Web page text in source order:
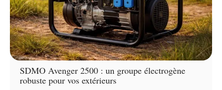
SDMO Avenger 2500 : un groupe électrogène
robuste pour vos extérieurs